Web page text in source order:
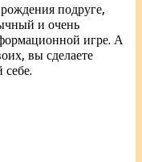
подруге,
и очень
игре. А
вы сделаете
себе.